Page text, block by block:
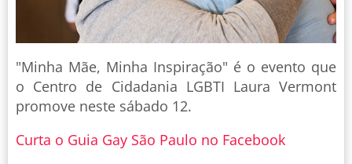
"Minha Mãe, Minha Inspiração" é o evento que
o Centro de Cidadania LGBTI Laura Vermont
promove neste sábado 12.
Curta o Guia Gay São Paulo no Facebook